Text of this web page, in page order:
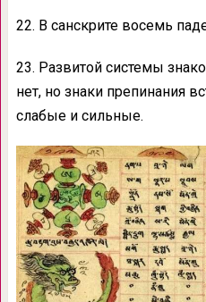
22. В санскрите восемь
23. Развитой системы
нет, но знаки препинания
слабые и сильные.